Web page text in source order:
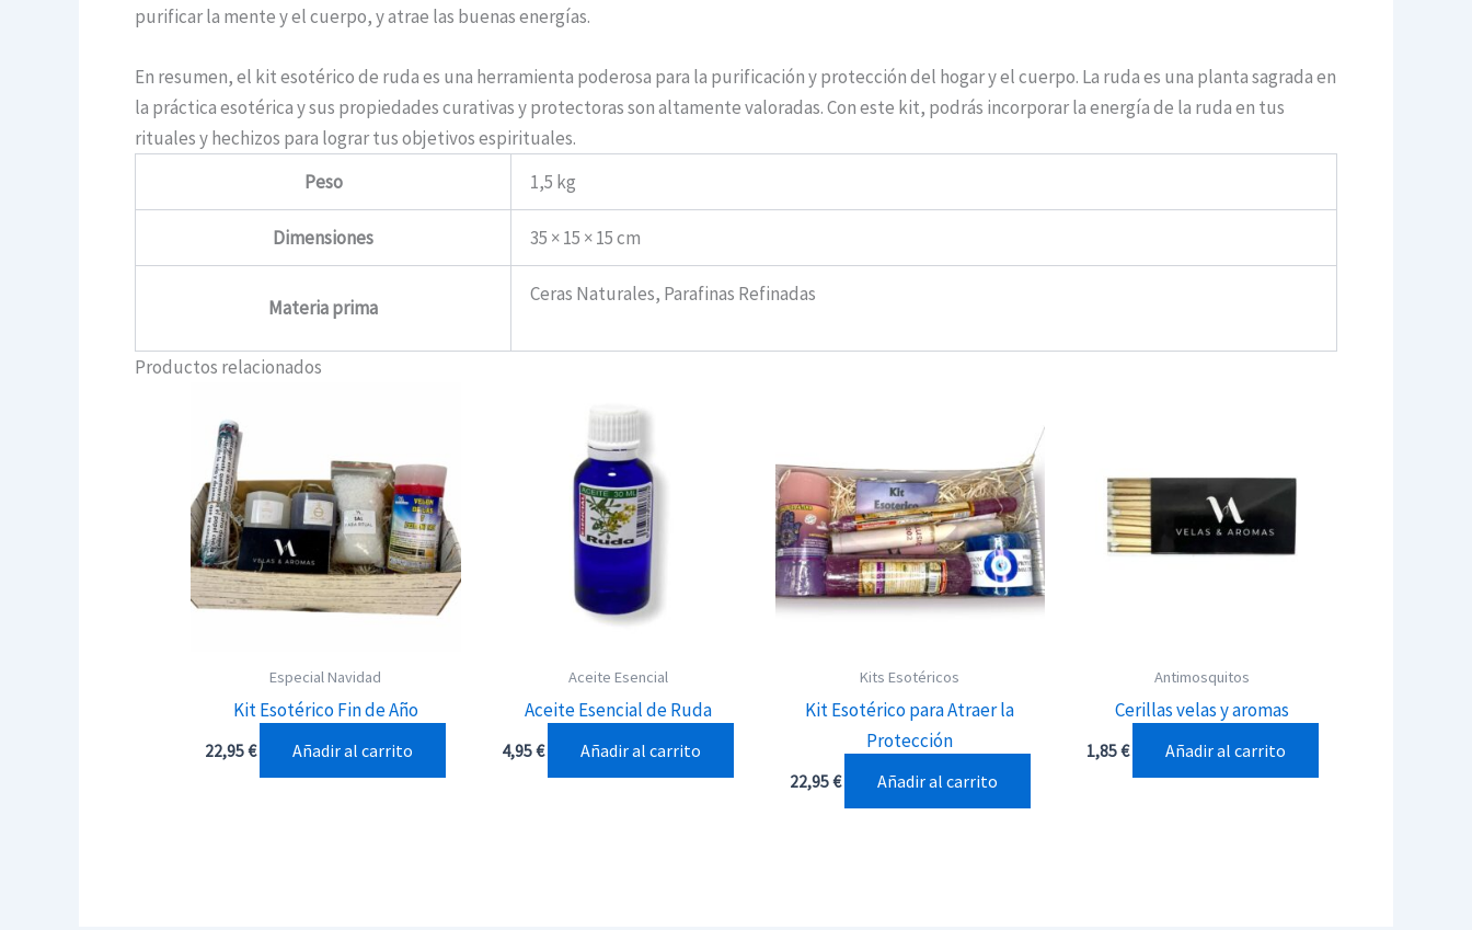
purificar la mente y el cuerpo, y atrae las buenas energías.
En resumen, el kit esotérico de ruda es una herramienta poderosa para la purificación y protección del hogar y el cuerpo. La ruda es una planta sagrada en
la práctica esotérica y sus propiedades curativas y protectoras son altamente valoradas. Con este kit, podrás incorporar la energía de la ruda en tus
rituales y hechizos para lograr tus objetivos espirituales.
Peso
1,5 kg
Dimensiones 35 × 15 × 15 cm
Materia prima
Ceras Naturales, Parafinas Refinadas
Productos relacionados
Especial Navidad
Kit Esotérico Fin de Año
22,95€ Añadir al carrito
Aceite Esencial
Aceite Esencial de Ruda
4,95€ Añadir al carrito
Kits Esotéricos
Kit Esotérico para Atraer la
Protección
22,95€ Añadir al carrito
Antimosquitos
Cerillas velas y aromas
1,85€ Añadir al carrito